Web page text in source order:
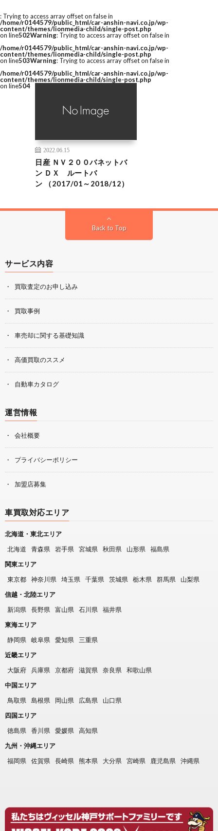
: Trying to access array offset on false in
/home/r0144579/public_html/car-anshin-navi.co.jp/wp-
content/themes/lionmedia-child/single-post.php
on line502Warning: Trying to access array offset on false in
/home/r0144579/public_html/car-anshin-navi.co.jp/wp-
content/themes/lionmedia-child/single-post.php
on line503Warning: Trying to access array offset on false in
/home/r0144579/public_html/car-anshin-navi.co.jp/wp-
content/themes/lionmedia-child/single-post.php
on line504
2022.06.15
日産 ＮＶ２００バネットバ
ン ＤＸ ルートバ
ン （2017/01～2018/12）
Back to Top
サービス内容
買取査定のお申し込み
買取事例
車売却に関する基礎知識
高価買取のススメ
自動車カタログ
運営情報
会社概要
プライバシーポリシー
加盟店募集
車買取対応エリア
北海道・東北エリア
北海道
青森県 岩手県 宮城県 秋田県 山形県
福島県
関東エリア
東京都
神奈川県 埼玉県 千葉県 茨城県 栃木県 群馬県
山梨県
信越・北陸エリア
新潟県
長野県 富山県 石川県
福井県
東海エリア
静岡県
岐阜県 愛知県
三重県
近畿エリア
大阪府
兵庫県 京都府 滋賀県 奈良県
和歌山県
中国エリア
鳥取県
島根県 岡山県 広島県
山口県
四国エリア
徳島県
香川県 愛媛県
高知県
九州・沖縄エリア
福岡県
佐賀県 長崎県 熊本県 大分県 宮崎県 鹿児島県 沖縄県